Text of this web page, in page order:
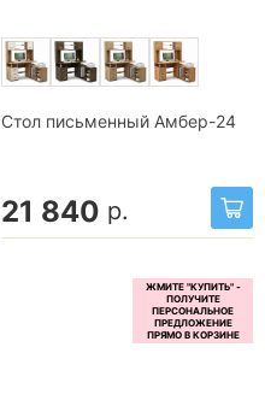
Стол письменный Амбер-24
21 840 р.